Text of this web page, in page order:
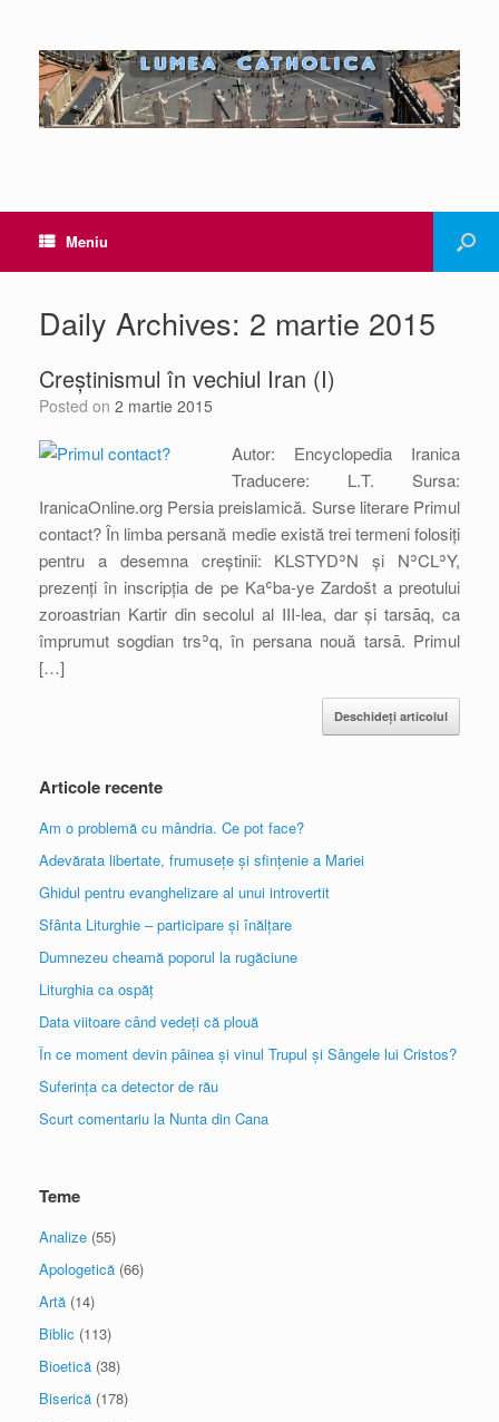
Meniu
Daily Archives: 2 martie 2015
Creștinismul în vechiul Iran (I)
Posted on 2 martie 2015
Autor: Encyclopedia Iranica
Traducere: L.T. Sursa:
IranicaOnline.org Persia preislamică. Surse literare Primul
contact? În limba persană medie există trei termeni folosiți
pentru a desemna creștinii: KLSTYDʾN și NʾCLʾY,
prezenți în inscripția de pe Kaʿba-ye Zardošt a preotului
zoroastrian Kartir din secolul al III-lea, dar și tarsāq, ca
împrumut sogdian trsʾq, în persana nouă tarsā. Primul
[…]
Deschideți articolul
Articole recente
Am o problemă cu mândria. Ce pot face?
Adevărata libertate, frumusețe și sfințenie a Mariei
Ghidul pentru evanghelizare al unui introvertit
Sfânta Liturghie – participare și înălțare
Dumnezeu cheamă poporul la rugăciune
Liturghia ca ospăț
Data viitoare când vedeți că plouă
În ce moment devin pâinea și vinul Trupul și Sângele lui Cristos?
Suferința ca detector de rău
Scurt comentariu la Nunta din Cana
Teme
Analize (55)
Apologetică (66)
Artă (14)
Biblic (113)
Bioetică (38)
Biserică (178)